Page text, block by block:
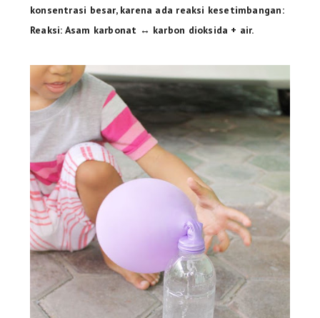
konsentrasi besar, karena ada reaksi kesetimbangan:
Reaksi: Asam karbonat ↔ karbon dioksida + air.